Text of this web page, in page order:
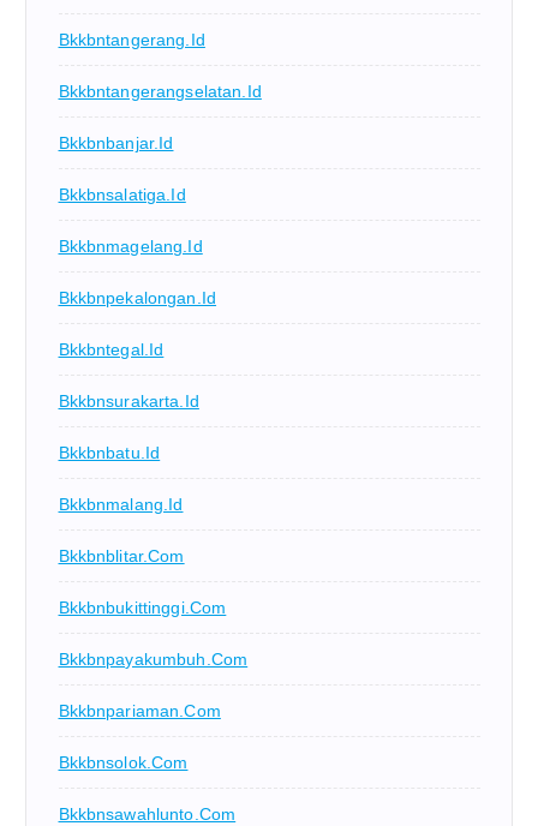
Bkkbntangerang.id
Bkkbntangerangselatan.id
Bkkbnbanjar.id
Bkkbnsalatiga.id
Bkkbnmagelang.id
Bkkbnpekalongan.id
Bkkbntegal.id
Bkkbnsurakarta.id
Bkkbnbatu.id
Bkkbnmalang.id
Bkkbnblitar.com
Bkkbnbukittinggi.com
Bkkbnpayakumbuh.com
Bkkbnpariaman.com
Bkkbnsolok.com
Bkkbnsawahlunto.com